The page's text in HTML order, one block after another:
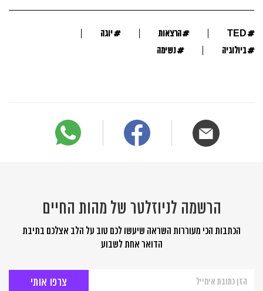
#
TED
#הרצאות #יוגה
#ביולוגיה #נשימה
הרשמה לניוזלטר של מהות החיים
הכתבות הכי מעוררות השראה שיעשו לכם טוב על הלב אצלכם בתיבת
הדואר אחת לשבוע
לניוזלטר